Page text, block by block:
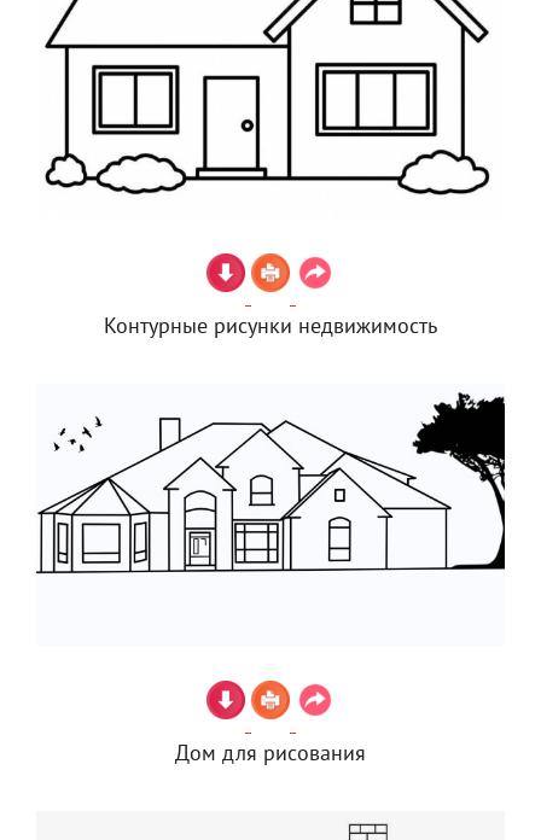
Контурные рисунки недвижимость
Дом для рисования